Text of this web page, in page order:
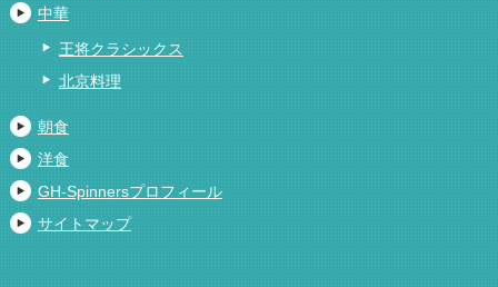
中華
王将クラシックス
北京料理
朝食
洋食
GH-Spinnersプロフィール
サイトマップ